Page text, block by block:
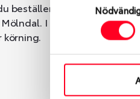
beställer dina nya däck
I beställningen
körning.